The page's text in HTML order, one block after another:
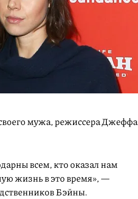
мужа, режиссера Джеффа
всем, кто оказал нам
жизнь в это время», —
Бэйны.